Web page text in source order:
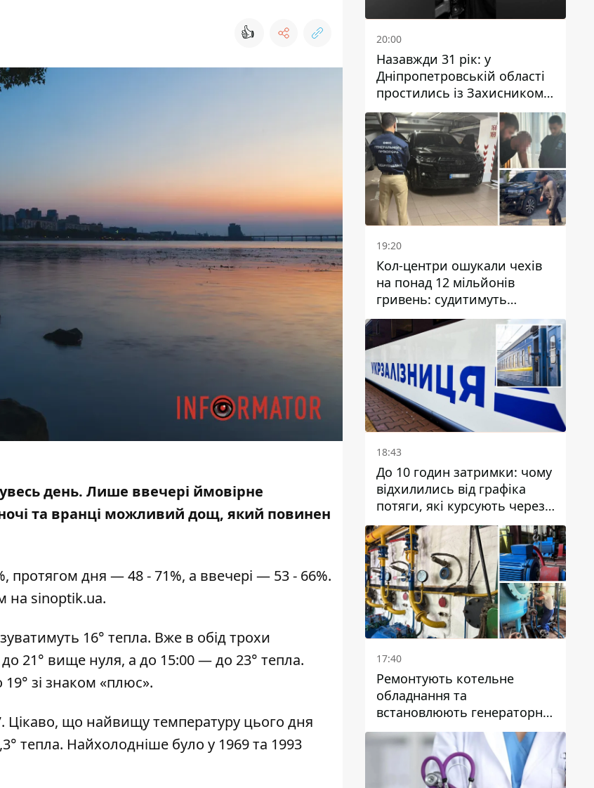
👍
день. Лише ввечері ймовірне
та вранці можливий дощ, який повинен
протягом дня — 48 - 71%, а ввечері — 53 - 66%.
на sinoptik.ua.
16° тепла. Вже в обід трохи
21° вище нуля, а до 15:00 — до 23° тепла.
зі знаком «плюс».
Цікаво, що найвищу температуру цього дня
тепла. Найхолодніше було у 1969 та 1993
20:00
Назавжди 31 рік: у
Дніпропетровській області
простились із Захисником
Олександром Рєпіним
19:20
Кол-центри ошукали чехів
на понад 12 мільйонів
гривень: судитимуть
дніпрянина, який
організував
транснаціональну злочинну
організацію
18:43
До 10 годин затримки: чому
відхилились від графіка
потяги, які курсують через
Дніпро та область
17:40
Ремонтують котельне
обладнання та
встановлюють генераторні
установки: як у Дніпрі
готуються до
опалювального сезону